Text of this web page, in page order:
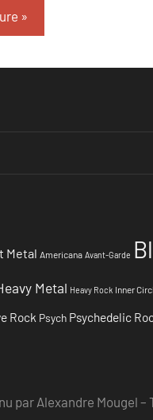
Metal Americana Avant-Garde
Metal Heavy Rock Inner
Rock Psych Psychedelic
par Alexandre Mougel